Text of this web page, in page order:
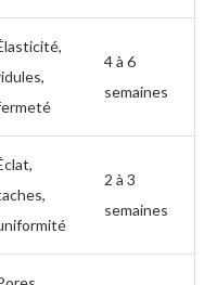
4 à 6
semaines
2 à 3
semaines